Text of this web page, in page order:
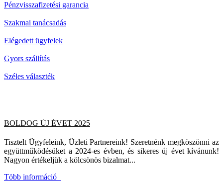
Pénzvisszafizetési garancia
Szakmai tanácsadás
Elégedett ügyfelek
Gyors szállítás
Széles választék
BOLDOG ÚJ ÉVET 2025
Tisztelt Ügyfeleink, Üzleti Partnereink! Szeretnénk megköszönni az
együttműködésüket a 2024-es évben, és sikeres új évet kívánunk!
Nagyon értékeljük a kölcsönös bizalmat...
Több információ